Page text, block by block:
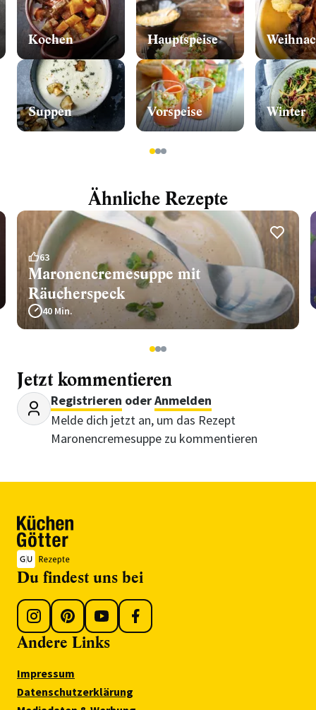
Kochen
Suppen
Hauptspeise
Vorspeise Winter
123
Ähnliche Rezepte
63
Maronencremesuppe mit
Räucherspeck
40 Min.
123
Jetzt kommentieren
Registrieren oderAnmelden
Melde dich jetzt an, um das Rezept
Maronencremesuppe zu kommentieren
Du findest uns bei
Andere Links
Impressum
Datenschutzerklärung